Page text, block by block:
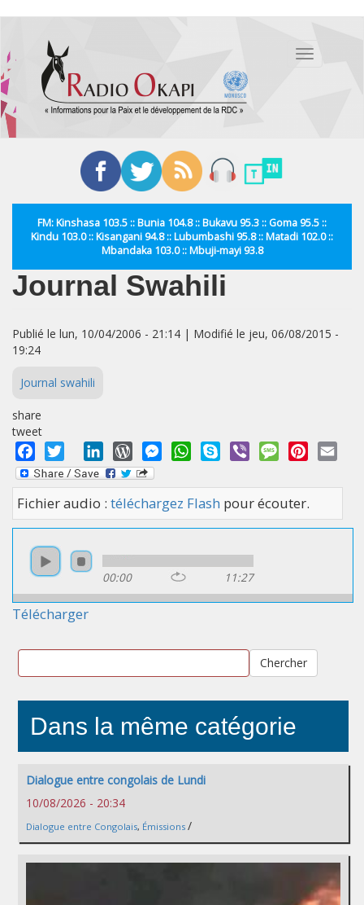
contenu
principal
Toggle
FM: Kinshasa 103.5 :: Bunia 104.8 :: Bukavu 95.3 :: Goma 95.5 ::
Kindu 103.0 :: Kisangani 94.8 :: Lubumbashi 95.8 :: Matadi 102.0 ::
Mbandaka 103.0 :: Mbuji-mayi 93.8
Journal Swahili
Publié le lun, 10/04/2006 - 21:14 | Modifié le jeu, 06/08/2015 -
19:24
Journal swahili
share
tweet
Facebook
Twitter LinkedInWordPressMessengerWhatsApp
Skype Viber MessagePinterest
Fichier audio : téléchargez Flash pour écouter.
00:00 11:27
Télécharger
Chercher
Dans la même catégorie
Dialogue entre congolais de Lundi
10/08/2026 - 20:34
Dialogue entre Congolais, Émissions /